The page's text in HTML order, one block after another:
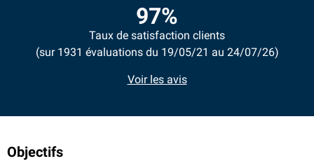
97%
Taux de satisfaction clients
(sur 1931 évaluations du 19/05/21 au 24/07/26)
Voir les avis
Objectifs